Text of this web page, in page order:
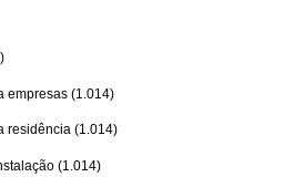
empresas (1.014)
residência (1.014)
(1.014)